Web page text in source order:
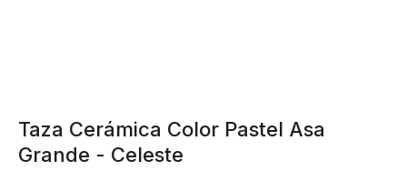
Taza Cerámica Color Pastel Asa
Grande - Celeste